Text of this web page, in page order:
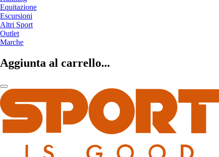
Equitazione
Escursioni
Altri Sport
Outlet
Marche
Aggiunta al carrello...